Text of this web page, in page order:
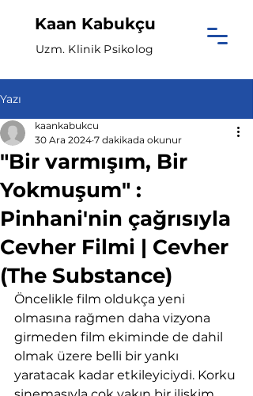
Kaan Kabukçu
Uzm. Klinik Psikolog
Yazı
"Bir varmışım, Bir
Yokmuşum" :
Pinhani'nin çağrısıyla
Cevher Filmi | Cevher
(The Substance)
kaankabukcu
30 Ara 2024 7 dakikada okunur
Öncelikle film oldukça yeni
olmasına rağmen daha vizyona
girmeden film ekiminde de dahil
olmak üzere belli bir yankı
yaratacak kadar etkileyiciydi. Korku